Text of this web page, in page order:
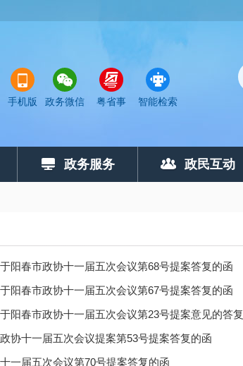
手机版 政务微信 粤省事 智能检索
政务服务 政民互动
阳春市政协十一届五次会议第68号提案答复的函
阳春市政协十一届五次会议第67号提案答复的函
阳春市政协十一届五次会议第23号提案意见的答复
协十一届五次会议提案第53号提案答复的函
一届五次会议第70号提案答复的函